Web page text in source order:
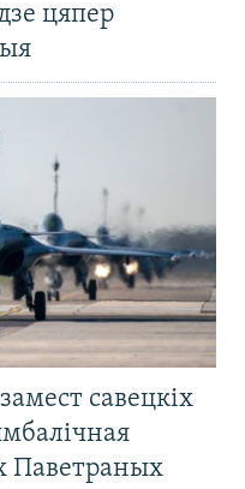
цяпер
савецкіх
Паветраных